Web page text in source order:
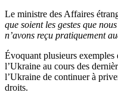
Le ministre des Affaires
que soient les gestes que
n’avons reçu pratiquement
Évoquant plusieurs
l’Ukraine au cours des
l’Ukraine de continuer à
droits.